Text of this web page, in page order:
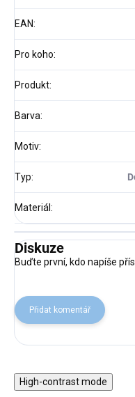
EAN:
Pro koho:
Produkt:
Barva:
Motiv:
Typ:
Materiál:
Diskuze
Buďte první, kdo napíše
Přidat komentář
High-contrast mode